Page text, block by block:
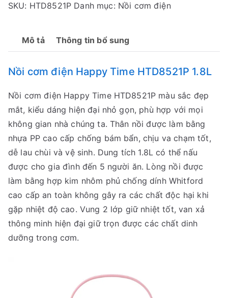
Happy
HTD8521P
1.8L
số
lượng
SKU: HTD8521P Danh mục: Nồi cơm điện
Mô tả Thông tin bổ sung
Nồi cơm điện Happy Time HTD8521P 1.8L
Nồi cơm điện Happy Time HTD8521P màu sắc đẹp
mắt, kiểu dáng hiện đại nhỏ gọn, phù hợp với mọi
không gian nhà chúng ta. Thân nồi được làm bằng
nhựa PP cao cấp chống bám bẩn, chịu va chạm tốt,
dễ lau chùi và vệ sinh. Dung tích 1.8L có thể nấu
được cho gia đình đến 5 người ăn. Lòng nồi được
làm bằng hợp kim nhôm phủ chống dính Whitford
cao cấp an toàn không gây ra các chất độc hại khi
gặp nhiệt độ cao. Vung 2 lớp giữ nhiệt tốt, van xả
thông minh hiện đại giữ trọn được các chất dinh
dưỡng trong cơm.